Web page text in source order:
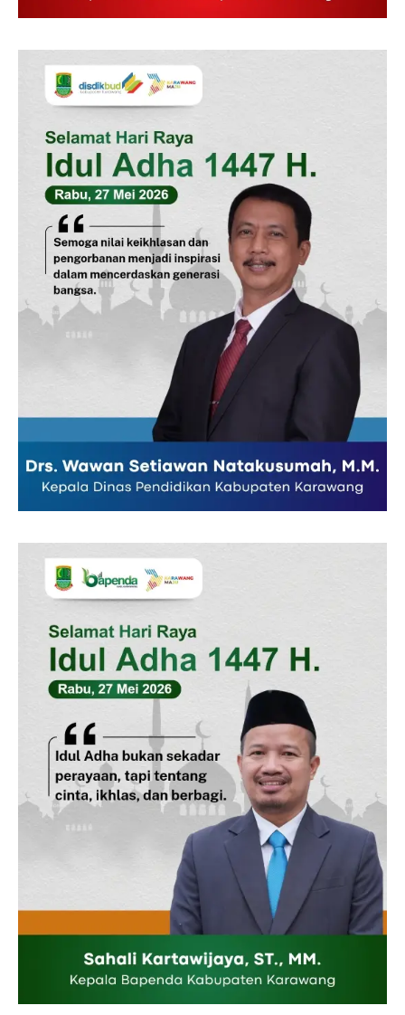
Company
Disclaimer
Kontak Kami
Redaksi
Pedoman Media Siber